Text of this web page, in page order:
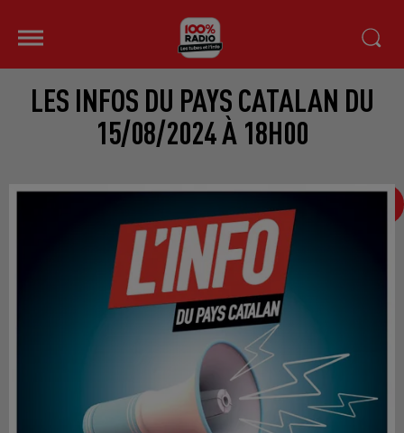
LES INFOS DU PAYS CATALAN DU
15/08/2024 À 18H00